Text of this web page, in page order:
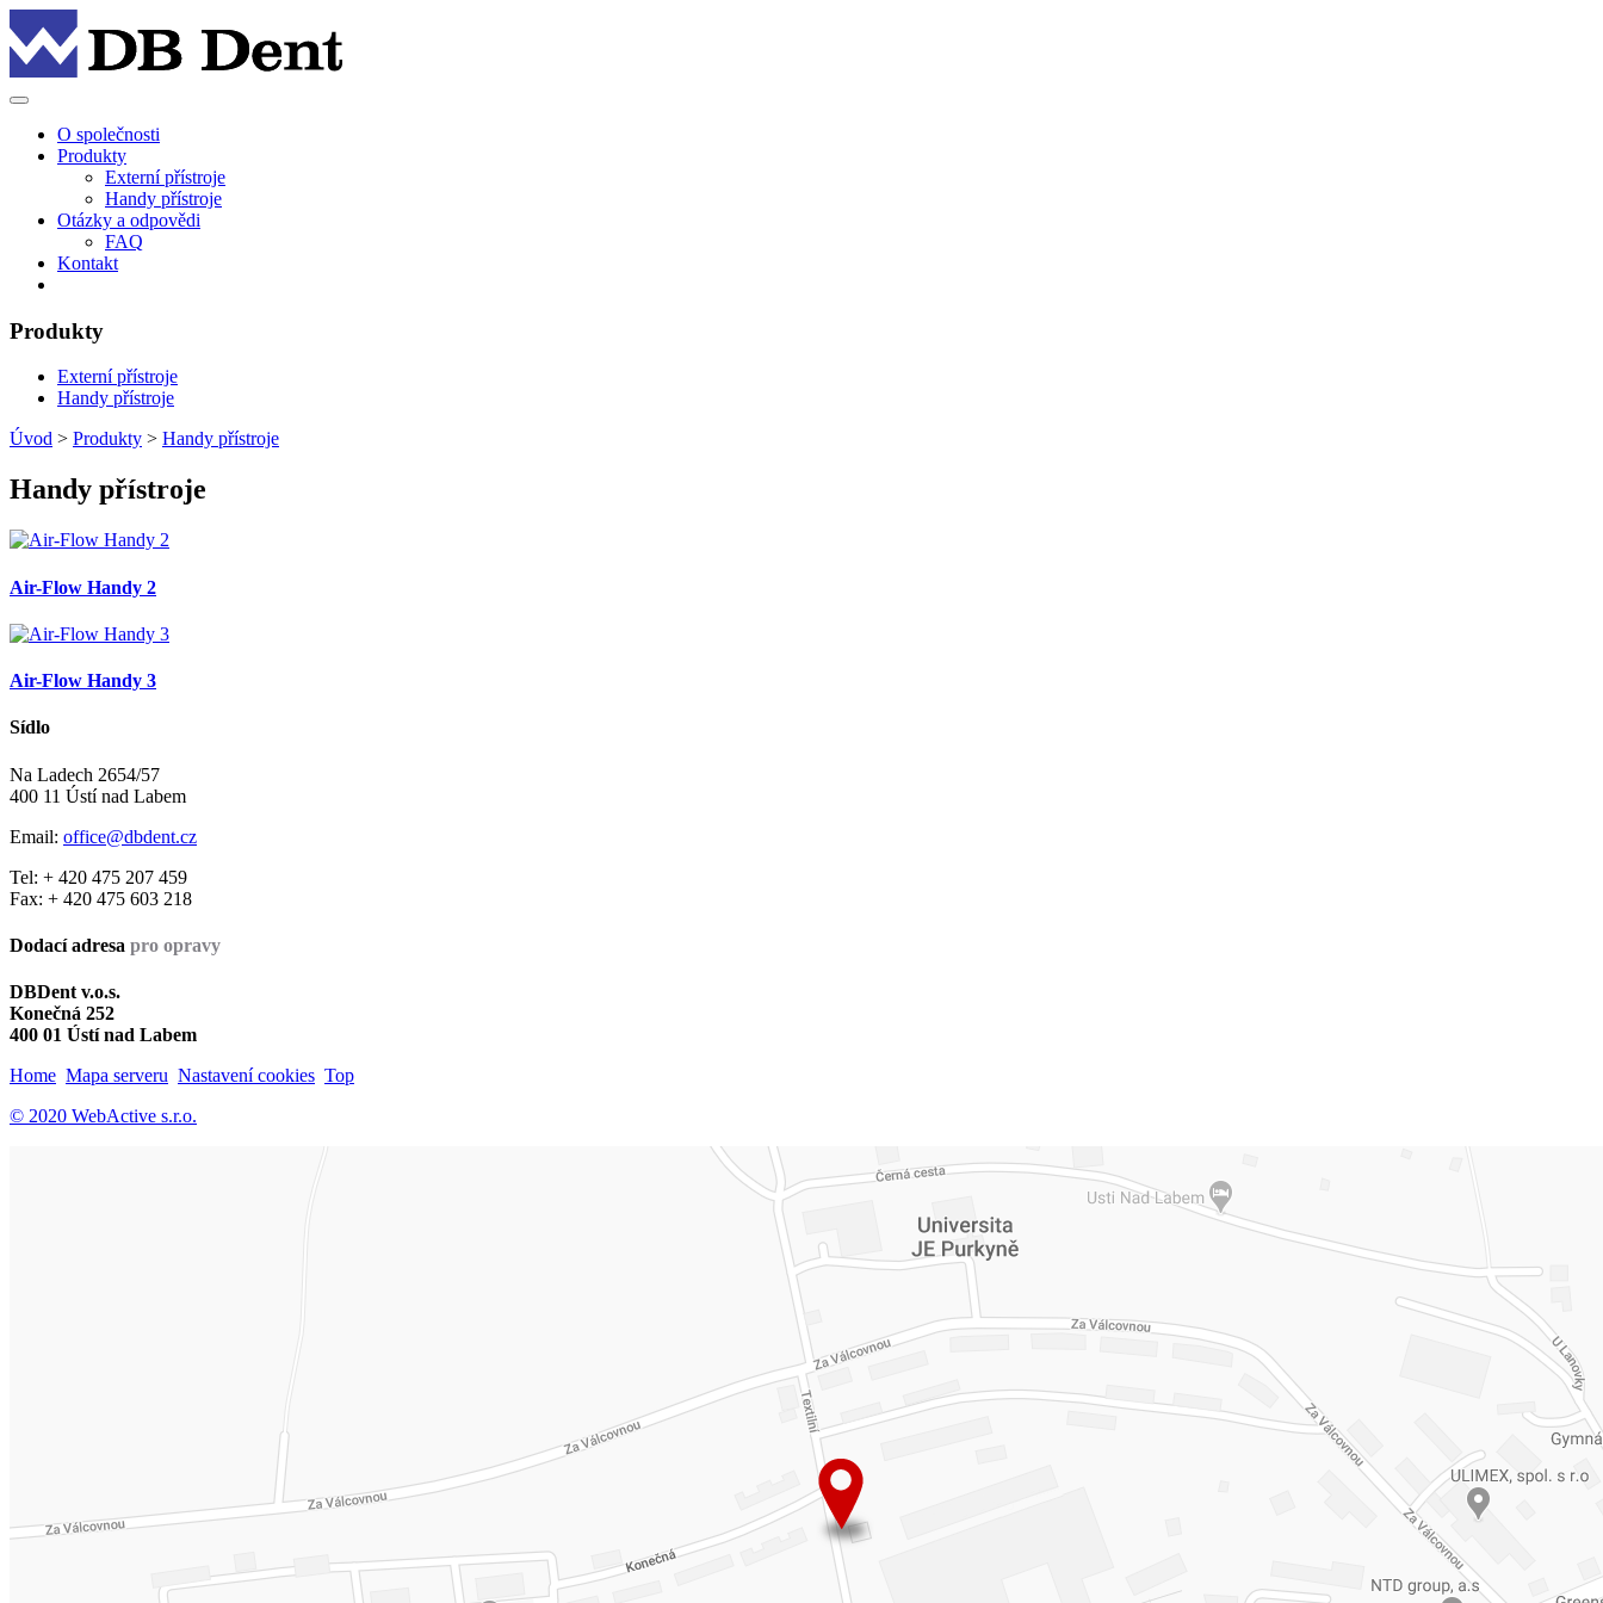
O společnosti
Produkty
Externí přístroje
Handy přístroje
Otázky a odpovědi
FAQ
Kontakt
Produkty
Externí přístroje
Handy přístroje
Úvod > Produkty > Handy přístroje
Handy přístroje
Air-Flow Handy 2
Air-Flow Handy 3
Sídlo
Na Ladech 2654/57
400 11 Ústí nad Labem
Email: office@dbdent.cz
Tel: + 420 475 207 459
Fax: + 420 475 603 218
Dodací adresa pro opravy
DBDent v.o.s.
Konečná 252
400 01 Ústí nad Labem
Home Mapa serveru Nastavení cookies Top
© 2020 WebActive s.r.o.